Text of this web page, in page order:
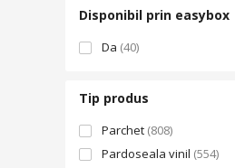
Disponibil prin easybox
Da (40)
Tip produs
Parchet (808)
Pardoseala vinil (554)